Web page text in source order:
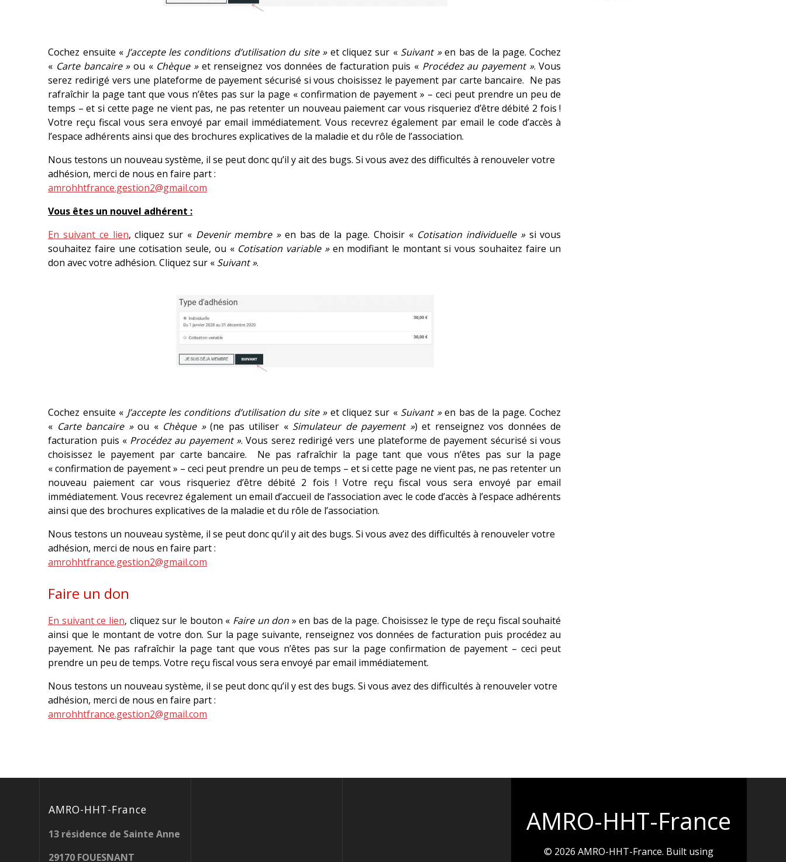
Cochez ensuite « J’accepte les conditions d’utilisation du site »et cliquez sur « Suivant »en bas de la page. Cochez
« Carte bancaire »ou « Chèque »et renseignez vos données de facturation puis « Procédez au payement ». Vous
serez redirigé vers une plateforme de payement sécurisé si vous choisissez le payement par carte bancaire. Ne pas
rafraîchir la page tant que vous n’êtes pas sur la page « confirmation de payement » – ceci peut prendre un peu de
temps – et si cette page ne vient pas, ne pas retenter un nouveau paiement car vous risqueriez d’être débité 2 fois !
Votre reçu fiscal vous sera envoyé par email immédiatement. Vous recevrez également par email le code d’accès à
l’espace adhérents ainsi que des brochures explicatives de la maladie et du rôle de l’association.
Nous testons un nouveau système, il se peut donc qu’il y ait des bugs. Si vous avez des difficultés à renouveler votre
adhésion, merci de nous en faire part :
amrohhtfrance.gestion2@gmail.com
Vous êtes un nouvel adhérent :
En suivant ce lien, cliquez sur « Devenir membre »en bas de la page. Choisir « Cotisation individuelle »si vous
souhaitez faire une cotisation seule, ou « Cotisation variable »en modifiant le montant si vous souhaitez faire un
don avec votre adhésion. Cliquez sur « Suivant ».
Cochez ensuite « J’accepte les conditions d’utilisation du site »et cliquez sur « Suivant »en bas de la page. Cochez
« Carte bancaire »ou « Chèque »(ne pas utiliser « Simulateur de payement ») et renseignez vos données de
facturation puis « Procédez au payement ». Vous serez redirigé vers une plateforme de payement sécurisé si vous
choisissez le payement par carte bancaire. Ne pas rafraîchir la page tant que vous n’êtes pas sur la page
« confirmation de payement » – ceci peut prendre un peu de temps – et si cette page ne vient pas, ne pas retenter un
nouveau paiement car vous risqueriez d’être débité 2 fois ! Votre reçu fiscal vous sera envoyé par email
immédiatement. Vous recevrez également un email d’accueil de l’association avec le code d’accès à l’espace adhérents
ainsi que des brochures explicatives de la maladie et du rôle de l’association.
Nous testons un nouveau système, il se peut donc qu’il y ait des bugs. Si vous avez des difficultés à renouveler votre
adhésion, merci de nous en faire part :
amrohhtfrance.gestion2@gmail.com
Faire un don
En suivant ce lien, cliquez sur le bouton « Faire un don » en bas de la page. Choisissez le type de reçu fiscal souhaité
ainsi que le montant de votre don. Sur la page suivante, renseignez vos données de facturation puis procédez au
payement. Ne pas rafraîchir la page tant que vous n’êtes pas sur la page confirmation de payement – ceci peut
prendre un peu de temps. Votre reçu fiscal vous sera envoyé par email immédiatement.
Nous testons un nouveau système, il se peut donc qu’il y est des bugs. Si vous avez des difficultés à renouveler votre
adhésion, merci de nous en faire part :
amrohhtfrance.gestion2@gmail.com
AMRO-HHT-France
13 résidence de Sainte Anne
29170 FOUESNANT
AMRO-HHT-France
© 2026 AMRO-HHT-France. Built using